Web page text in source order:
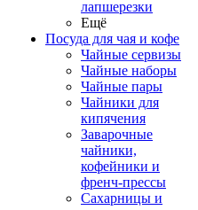
лапшерезки
Ещё
Посуда для чая и кофе
Чайные сервизы
Чайные наборы
Чайные пары
Чайники для
кипячения
Заварочные
чайники,
кофейники и
френч-прессы
Сахарницы и